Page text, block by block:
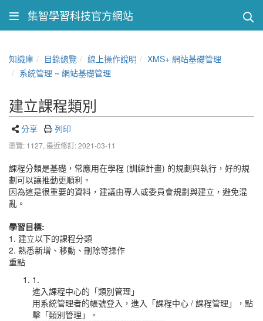
集智學習科技官方網站
知識庫 目錄總覽 線上操作說明
XMS+ 網站基礎管理
系統管理 ~ 網站基礎管理
建立課程類別
分享 列印
瀏覽: 1127, 最近修訂: 2021-03-11
課程分類是基礎，常應用在學程 (訓練計畫) 的規劃與執行，好的規
劃可以讓推動更順利。
因為這是很重要的資料，建議由專人或委員會規劃與建立，避免混
亂。
學習目標:
1. 建立以下的課程分類
2. 熟悉新增、移動、刪除等操作
重點
1.
進入課程中心的「類別管理」
用系統管理者的帳號登入，進入「課程中心 / 課程管理」，點
擊「類別管理」。